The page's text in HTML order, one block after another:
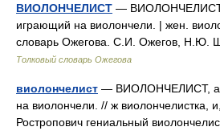
ВИОЛОНЧЕЛИСТ — ВИОЛОНЧЕЛИСТ,
играющий на виолончели. | жен.
словарь Ожегова. С.И. Ожегов, Н.Ю.
Толковый словарь Ожегова
виолончелист — ВИОЛОНЧЕЛИСТ, а,
на виолончели. // ж виолончелистка,
Ростропович гениальный